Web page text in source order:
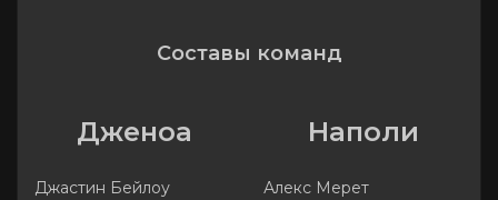
Составы команд
Дженоа
Джастин Бейлоу
Наполи
Алекс Мерет